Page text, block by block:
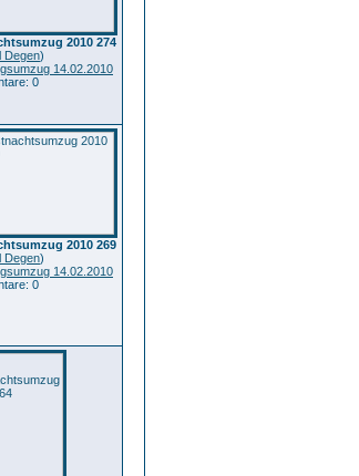
2010 274
Degen)
14.02.2010
0
2010 269
Degen)
14.02.2010
0